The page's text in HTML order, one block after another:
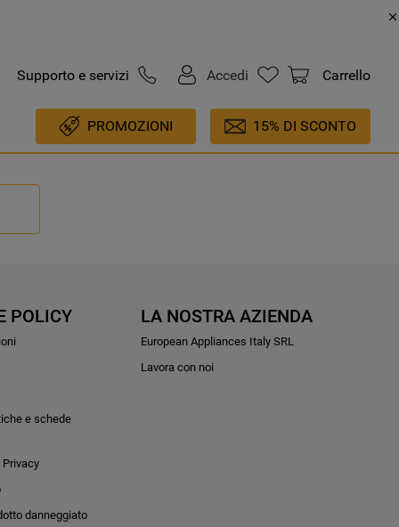
Supporto e servizi Accedi Carrello
PROMOZIONI 15% DI SCONTO
POLICY
e schede
danneggiato
LA NOSTRA AZIENDA
European Appliances Italy SRL
Lavora con noi